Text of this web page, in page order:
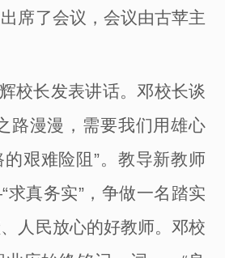
出席了会议，会议由古苹主
校长发表讲话。邓校长谈
路漫漫，需要我们用雄心
艰难险阻”。教导新教师
“求真务实”， 争做一名踏实
人民放心的好教师。邓校